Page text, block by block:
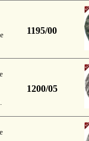
1195/00
1200/05